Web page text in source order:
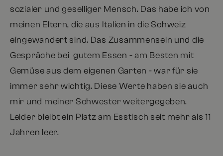
sozialer und geselliger Mensch. Das habe ich von
meinen Eltern, die aus Italien in die Schweiz
eingewandert sind. Das Zusammensein und die
Gespräche bei gutem Essen - am Besten mit
Gemüse aus dem eigenen Garten - war für sie
immer sehr wichtig. Diese Werte haben sie auch
mir und meiner Schwester weitergegeben.
Leider bleibt ein Platz am Esstisch seit mehr als 11
Jahren leer.